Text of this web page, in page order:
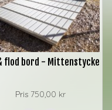
flod bord - Mittenstycke
Pris 750,00 kr